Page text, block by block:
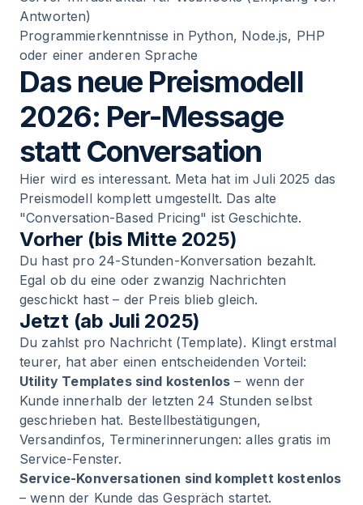
Antworten)
Programmierkenntnisse in Python, Node.js, PHP
oder einer anderen Sprache
Das neue Preismodell
2026: Per-Message
statt Conversation
Hier wird es interessant. Meta hat im Juli 2025 das
Preismodell komplett umgestellt. Das alte
"Conversation-Based Pricing" ist Geschichte.
Vorher (bis Mitte 2025)
Du hast pro 24-Stunden-Konversation bezahlt.
Egal ob du eine oder zwanzig Nachrichten
geschickt hast – der Preis blieb gleich.
Jetzt (ab Juli 2025)
Du zahlst pro Nachricht (Template). Klingt erstmal
teurer, hat aber einen entscheidenden Vorteil:
Utility Templates sind kostenlos – wenn der
Kunde innerhalb der letzten 24 Stunden selbst
geschrieben hat. Bestellbestätigungen,
Versandinfos, Terminerinnerungen: alles gratis im
Service-Fenster.
Service-Konversationen sind komplett kostenlos
– wenn der Kunde das Gespräch startet.